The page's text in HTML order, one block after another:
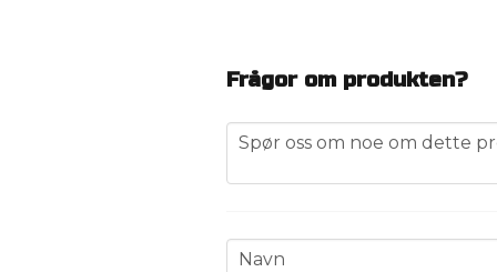
Frågor om produkten?
question
Spør oss om noe om dette
name
Navn